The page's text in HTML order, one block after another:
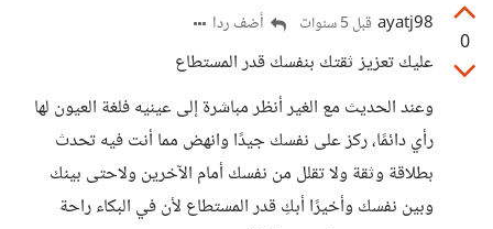
0
ayatj98 قبل 5 سنوات أضف ردا
عليك تعزيز ثقتك بنفسك قدر المستطاع
وعند الحديث مع الغير أنظر مباشرة إلى عينيه فلغة العيون لها
رأي دائمًا، ركز على نفسك جيدًا وانهض مما أنت فيه تحدث
بطلاقة وثقة ولا تقلل من نفسك أمام الآخرين ولاحتى بينك
وبين نفسك وأخيرًا أبكِ قدر المستطاع لأن في البكاء راحة